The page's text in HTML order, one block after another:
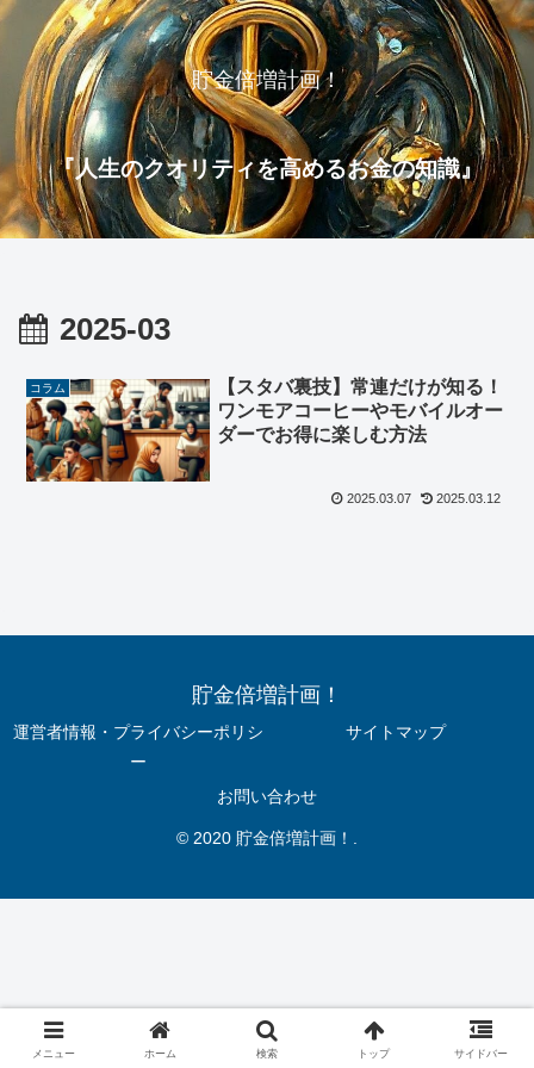
貯金倍増計画！
『人生のクオリティを高めるお金の知識』
2025-03
コラム
【スタバ裏技】常連だけが知る！
ワンモアコーヒーやモバイルオー
ダーでお得に楽しむ方法
2025.03.07 2025.03.12
貯金倍増計画！
運営者情報・プライバシーポリシ
ー
サイトマップ
お問い合わせ
© 2020 貯金倍増計画！.
メニュー ホーム 検索 トップ サイドバー